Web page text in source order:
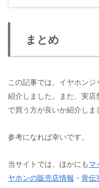
まとめ
この記事では、イヤホン
紹介しました。また、実店
で買う方が良いか紹介しま
参考になれば幸いです。
当サイトでは、ほかにもマ
ヤホンの販売店情報 ・ 骨伝